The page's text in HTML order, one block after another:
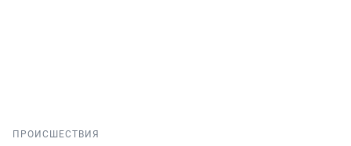
ПРОИСШЕСТВИЯ